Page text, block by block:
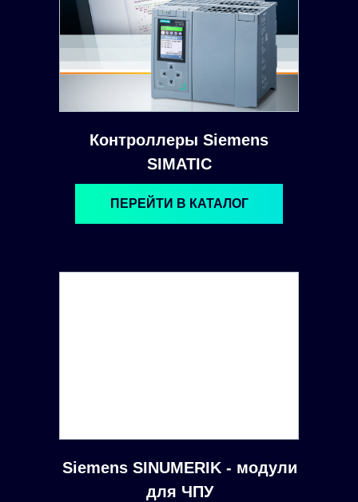
Контроллеры Siemens
SIMATIC
Siemens SINUMERIK - модули
для ЧПУ
ПЕРЕЙТИ В КАТАЛОГ